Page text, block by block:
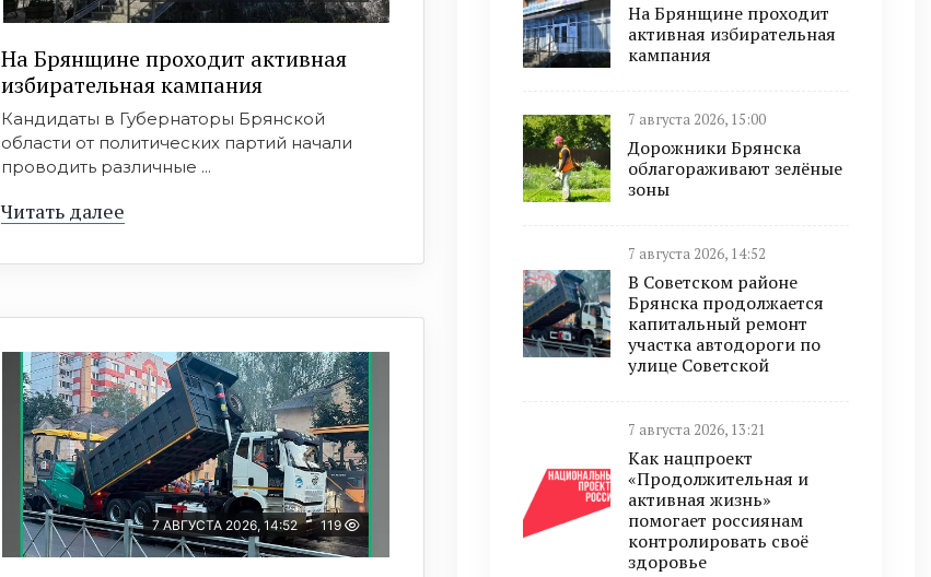
На Брянщине проходит активная
избирательная кампания
Кандидаты в Губернаторы Брянской
области от политических партий начали
проводить различные ...
Читать далее
7 АВГУСТА 2026, 14:52 119
На Брянщине проходит
активная избирательная
кампания
7 августа 2026, 15:00
Дорожники Брянска
облагораживают зелёные
зоны
7 августа 2026, 14:52
В Советском районе
Брянска продолжается
капитальный ремонт
участка автодороги по
улице Советской
7 августа 2026, 13:21
Как нацпроект
«Продолжительная и
активная жизнь»
помогает россиянам
контролировать своё
здоровье